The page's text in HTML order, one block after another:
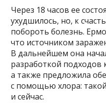
Через 18 часов ее
ухудшилось, но, к
побороть болезнь.
что источником
В дальнейшем она
разработкой подходов
а также предложила
с помощью хлора:
и сейчас.